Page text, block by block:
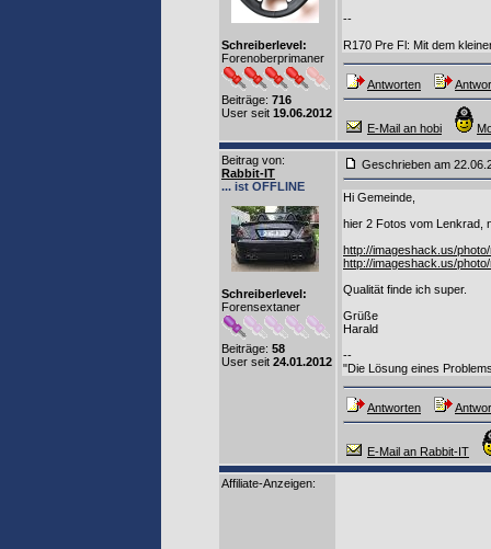
Schreiberlevel:
Forenoberprimaner
Beiträge: 716
User seit 19.06.2012
--
R170 Pre Fl: Mit dem
Antworten
E-Mail an hobi
Beitrag von:
Rabbit-IT
... ist OFFLINE
Schreiberlevel:
Forensextaner
Beiträge: 58
User seit 24.01.2012
Geschrieben am
Hi Gemeinde,
hier 2 Fotos vom Lenkrad,
http://imageshack.us/
http://imageshack.us/
Qualität finde ich super.
Grüße
Harald
--
"Die Lösung eines
Antworten
E-Mail an Rabbit-IT
Affiliate-Anzeigen: